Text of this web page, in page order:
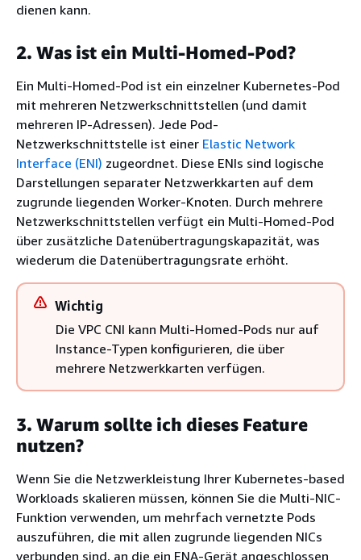
dienen kann.
2. Was ist ein Multi-Homed-Pod?
Ein Multi-Homed-Pod ist ein einzelner Kubernetes-Pod
mit mehreren Netzwerkschnittstellen (und damit
mehreren IP-Adressen). Jede Pod-
Netzwerkschnittstelle ist einer Elastic Network
Interface (ENI) zugeordnet. Diese ENIs sind logische
Darstellungen separater Netzwerkkarten auf dem
zugrunde liegenden Worker-Knoten. Durch mehrere
Netzwerkschnittstellen verfügt ein Multi-Homed-Pod
über zusätzliche Datenübertragungskapazität, was
wiederum die Datenübertragungsrate erhöht.
Wichtig
Die VPC CNI kann Multi-Homed-Pods nur auf
Instance-Typen konfigurieren, die über
mehrere Netzwerkkarten verfügen.
3. Warum sollte ich dieses Feature
nutzen?
Wenn Sie die Netzwerkleistung Ihrer Kubernetes-based
Workloads skalieren müssen, können Sie die Multi-NIC-
Funktion verwenden, um mehrfach vernetzte Pods
auszuführen, die mit allen zugrunde liegenden NICs
verbunden sind, an die ein ENA-Gerät angeschlossen